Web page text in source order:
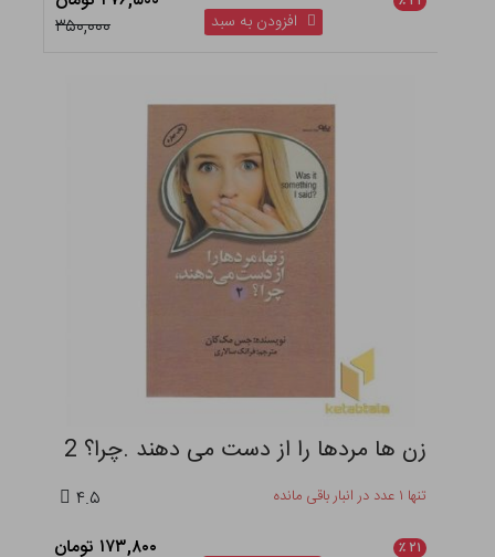
۳۵۰,۰۰۰
افزودن به سبد
زن ها مردها را از دست می دهند .چرا؟ 2
تنها ۱ عدد در انبار باقی مانده ۴.۵
۲۱ ٪
۱۷۳,۸۰۰ تومان